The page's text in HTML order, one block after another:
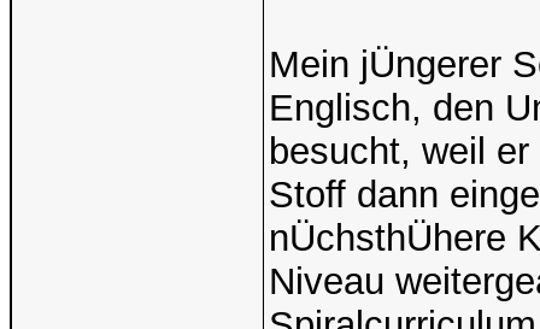
Mein jÜngerer
Englisch, den
besucht, weil
Stoff dann
nÜchsthÜhere
Niveau